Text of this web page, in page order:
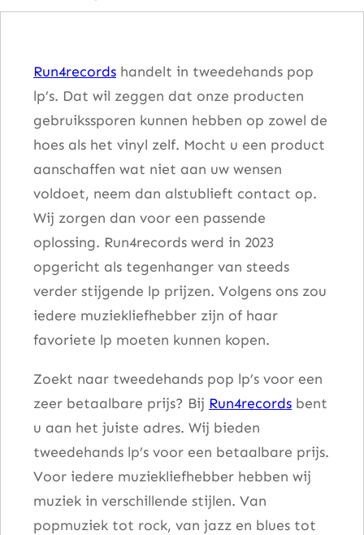
Run4records handelt in tweedehands pop
lp’s. Dat wil zeggen dat onze producten
gebruikssporen kunnen hebben op zowel de
hoes als het vinyl zelf. Mocht u een product
aanschaffen wat niet aan uw wensen
voldoet, neem dan alstublieft contact op.
Wij zorgen dan voor een passende
oplossing. Run4records werd in 2023
opgericht als tegenhanger van steeds
verder stijgende lp prijzen. Volgens ons zou
iedere muziekliefhebber zijn of haar
favoriete lp moeten kunnen kopen.
Zoekt naar tweedehands pop lp’s voor een
zeer betaalbare prijs? Bij Run4records bent
u aan het juiste adres. Wij bieden
tweedehands lp’s voor een betaalbare prijs.
Voor iedere muziekliefhebber hebben wij
muziek in verschillende stijlen. Van
popmuziek tot rock, van jazz en blues tot